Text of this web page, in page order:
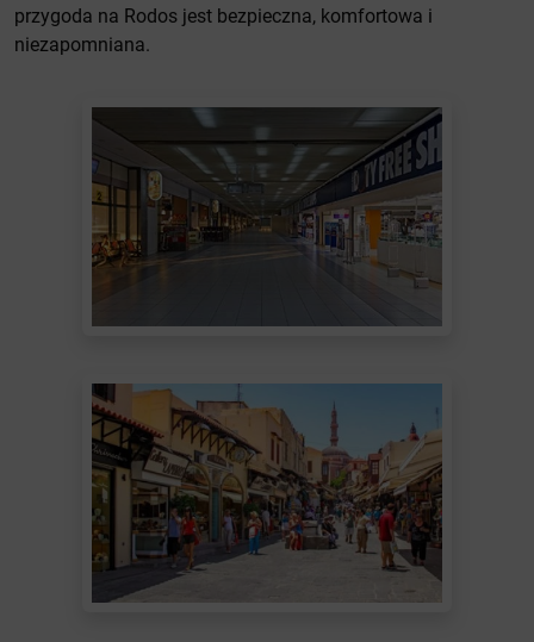
przygoda na Rodos jest bezpieczna, komfortowa i
niezapomniana.